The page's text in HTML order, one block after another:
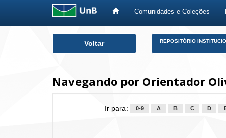
Comunidades e Coleções
Voltar REPOSITÓRIO
Navegando por Orientador
Ir para: 0-9 A B C D